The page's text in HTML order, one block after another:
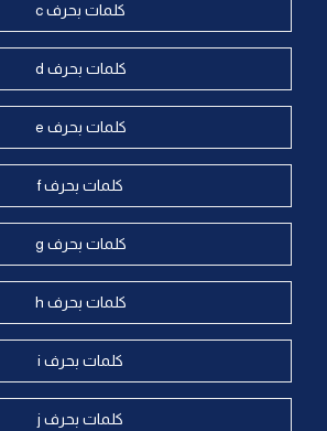
كلمات بحرف c
كلمات بحرف d
كلمات بحرف e
كلمات بحرف f
كلمات بحرف g
كلمات بحرف h
كلمات بحرف i
كلمات بحرف j